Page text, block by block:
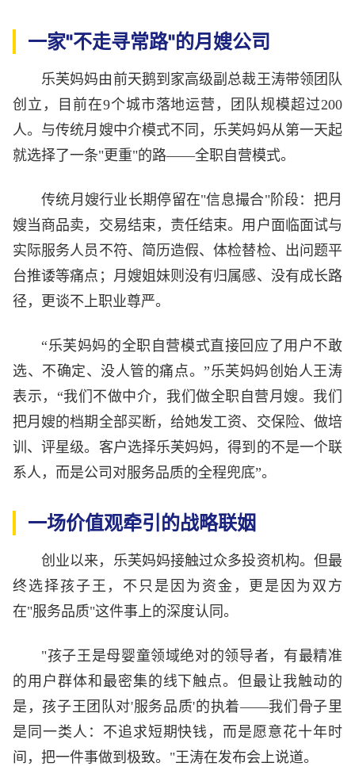
一家"不走寻常路"的月嫂公司
乐芙妈妈由前天鹅到家高级副总裁王涛带领团队
创立，目前在9个城市落地运营，团队规模超过200
人。与传统月嫂中介模式不同，乐芙妈妈从第一天起
就选择了一条"更重"的路——全职自营模式。
传统月嫂行业长期停留在"信息撮合"阶段：把月
嫂当商品卖，交易结束，责任结束。用户面临面试与
实际服务人员不符、简历造假、体检替检、出问题平
台推诿等痛点；月嫂姐妹则没有归属感、没有成长路
径，更谈不上职业尊严。
“乐芙妈妈的全职自营模式直接回应了用户不敢
选、不确定、没人管的痛点。”乐芙妈妈创始人王涛
表示，“我们不做中介，我们做全职自营月嫂。我们
把月嫂的档期全部买断，给她发工资、交保险、做培
训、评星级。客户选择乐芙妈妈，得到的不是一个联
系人，而是公司对服务品质的全程兜底”。
一场价值观牵引的战略联姻
创业以来，乐芙妈妈接触过众多投资机构。但最
终选择孩子王，不只是因为资金，更是因为双方
在"服务品质"这件事上的深度认同。
"孩子王是母婴童领域绝对的领导者，有最精准
的用户群体和最密集的线下触点。但最让我触动的
是，孩子王团队对'服务品质'的执着——我们骨子里
是同一类人：不追求短期快钱，而是愿意花十年时
间，把一件事做到极致。"王涛在发布会上说道。